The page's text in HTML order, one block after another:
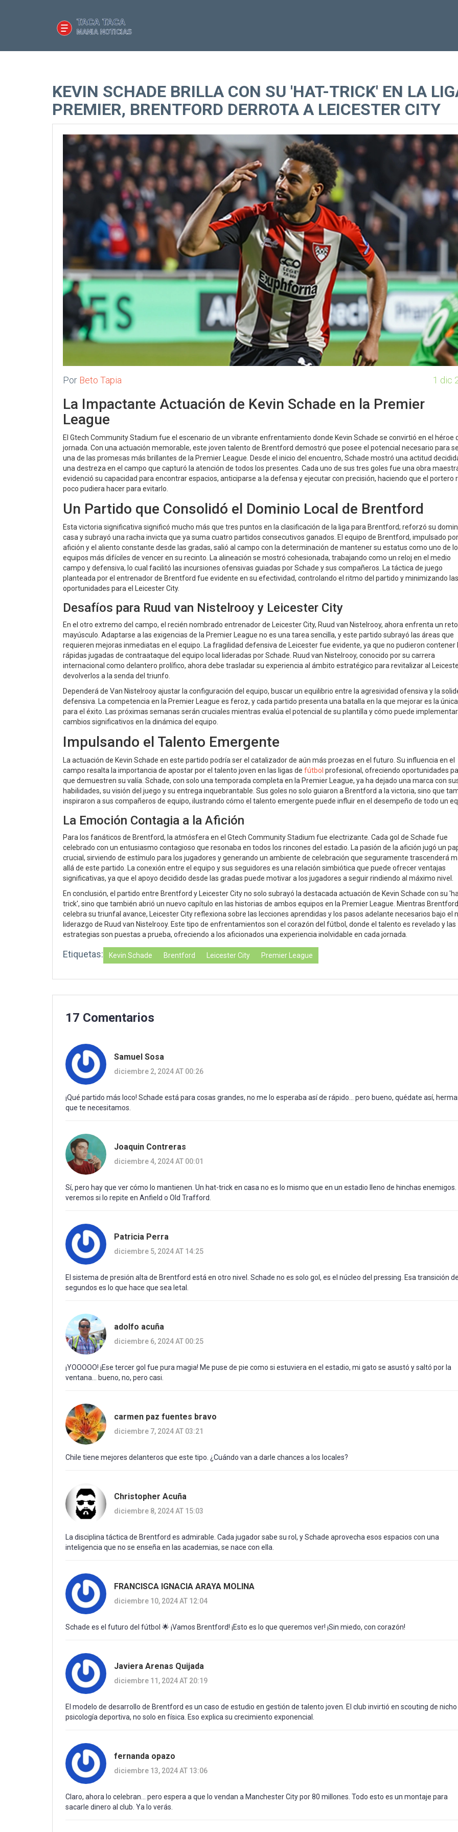
KEVIN SCHADE BRILLA CON SU 'HAT-TRICK' EN LA
PREMIER, BRENTFORD DERROTA A LEICESTER CITY
Por Beto Tapia 1 dic
La Impactante Actuación de Kevin Schade en la Premier
League
El Gtech Community Stadium fue el escenario de un vibrante enfrentamiento donde Kevin Schade se convirtió en el héroe
jornada. Con una actuación memorable, este joven talento de Brentford demostró que posee el potencial necesario para
una de las promesas más brillantes de la Premier League. Desde el inicio del encuentro, Schade mostró una actitud
una destreza en el campo que capturó la atención de todos los presentes. Cada uno de sus tres goles fue una obra
evidenció su capacidad para encontrar espacios, anticiparse a la defensa y ejecutar con precisión, haciendo que el portero
poco pudiera hacer para evitarlo.
Un Partido que Consolidó el Dominio Local de Brentford
Esta victoria significativa significó mucho más que tres puntos en la clasificación de la liga para Brentford; reforzó su
casa y subrayó una racha invicta que ya suma cuatro partidos consecutivos ganados. El equipo de Brentford, impulsado
afición y el aliento constante desde las gradas, salió al campo con la determinación de mantener su estatus como uno de
equipos más difíciles de vencer en su recinto. La alineación se mostró cohesionada, trabajando como un reloj en el medio
campo y defensiva, lo cual facilitó las incursiones ofensivas guiadas por Schade y sus compañeros. La táctica de juego
planteada por el entrenador de Brentford fue evidente en su efectividad, controlando el ritmo del partido y minimizando las
oportunidades para el Leicester City.
Desafíos para Ruud van Nistelrooy y Leicester City
En el otro extremo del campo, el recién nombrado entrenador de Leicester City, Ruud van Nistelrooy, ahora enfrenta un reto
mayúsculo. Adaptarse a las exigencias de la Premier League no es una tarea sencilla, y este partido subrayó las áreas que
requieren mejoras inmediatas en el equipo. La fragilidad defensiva de Leicester fue evidente, ya que no pudieron contener
rápidas jugadas de contraataque del equipo local lideradas por Schade. Ruud van Nistelrooy, conocido por su carrera
internacional como delantero prolífico, ahora debe trasladar su experiencia al ámbito estratégico para revitalizar al
devolverlos a la senda del triunfo.
Dependerá de Van Nistelrooy ajustar la configuración del equipo, buscar un equilibrio entre la agresividad ofensiva y la
defensiva. La competencia en la Premier League es feroz, y cada partido presenta una batalla en la que mejorar es la
para el éxito. Las próximas semanas serán cruciales mientras evalúa el potencial de su plantilla y cómo puede implementar
cambios significativos en la dinámica del equipo.
Impulsando el Talento Emergente
La actuación de Kevin Schade en este partido podría ser el catalizador de aún más proezas en el futuro. Su influencia en el
campo resalta la importancia de apostar por el talento joven en las ligas de fútbol profesional, ofreciendo oportunidades
que demuestren su valía. Schade, con solo una temporada completa en la Premier League, ya ha dejado una marca con
habilidades, su visión del juego y su entrega inquebrantable. Sus goles no solo guiaron a Brentford a la victoria, sino que
inspiraron a sus compañeros de equipo, ilustrando cómo el talento emergente puede influir en el desempeño de todo un
La Emoción Contagia a la Afición
Para los fanáticos de Brentford, la atmósfera en el Gtech Community Stadium fue electrizante. Cada gol de Schade fue
celebrado con un entusiasmo contagioso que resonaba en todos los rincones del estadio. La pasión de la afición jugó un
crucial, sirviendo de estímulo para los jugadores y generando un ambiente de celebración que seguramente trascenderá
allá de este partido. La conexión entre el equipo y sus seguidores es una relación simbiótica que puede ofrecer ventajas
significativas, ya que el apoyo decidido desde las gradas puede motivar a los jugadores a seguir rindiendo al máximo nivel.
En conclusión, el partido entre Brentford y Leicester City no solo subrayó la destacada actuación de Kevin Schade con su
trick', sino que también abrió un nuevo capítulo en las historias de ambos equipos en la Premier League. Mientras Brentford
celebra su triunfal avance, Leicester City reflexiona sobre las lecciones aprendidas y los pasos adelante necesarios bajo el
liderazgo de Ruud van Nistelrooy. Este tipo de enfrentamientos son el corazón del fútbol, donde el talento es revelado y las
estrategias son puestas a prueba, ofreciendo a los aficionados una experiencia inolvidable en cada jornada.
Etiquetas: Kevin Schade Brentford Leicester City Premier League
17 Comentarios
Samuel Sosa
diciembre 2, 2024 AT 00:26
¡Qué partido más loco! Schade está para cosas grandes, no me lo esperaba así de rápido... pero bueno, quédate así,
que te necesitamos.
Joaquin Contreras
diciembre 4, 2024 AT 00:01
Sí, pero hay que ver cómo lo mantienen. Un hat-trick en casa no es lo mismo que en un estadio lleno de hinchas enemigos.
veremos si lo repite en Anfield o Old Trafford.
Patricia Perra
diciembre 5, 2024 AT 14:25
El sistema de presión alta de Brentford está en otro nivel. Schade no es solo gol, es el núcleo del pressing. Esa transición
segundos es lo que hace que sea letal.
adolfo acuña
diciembre 6, 2024 AT 00:25
¡YOOOOO! ¡Ese tercer gol fue pura magia! Me puse de pie como si estuviera en el estadio, mi gato se asustó y saltó por la
ventana... bueno, no, pero casi.
carmen paz fuentes bravo
diciembre 7, 2024 AT 03:21
Chile tiene mejores delanteros que este tipo. ¿Cuándo van a darle chances a los locales?
Christopher Acuña
diciembre 8, 2024 AT 15:03
La disciplina táctica de Brentford es admirable. Cada jugador sabe su rol, y Schade aprovecha esos espacios con una
inteligencia que no se enseña en las academias, se nace con ella.
FRANCISCA IGNACIA ARAYA MOLINA
diciembre 10, 2024 AT 12:04
Schade es el futuro del fútbol 🌟 ¡Vamos Brentford! ¡Esto es lo que queremos ver! ¡Sin miedo, con corazón!
Javiera Arenas Quijada
diciembre 11, 2024 AT 20:19
El modelo de desarrollo de Brentford es un caso de estudio en gestión de talento joven. El club invirtió en scouting de nicho
psicología deportiva, no solo en física. Eso explica su crecimiento exponencial.
fernanda opazo
diciembre 13, 2024 AT 13:06
Claro, ahora lo celebran... pero espera a que lo vendan a Manchester City por 80 millones. Todo esto es un montaje para
sacarle dinero al club. Ya lo verás.